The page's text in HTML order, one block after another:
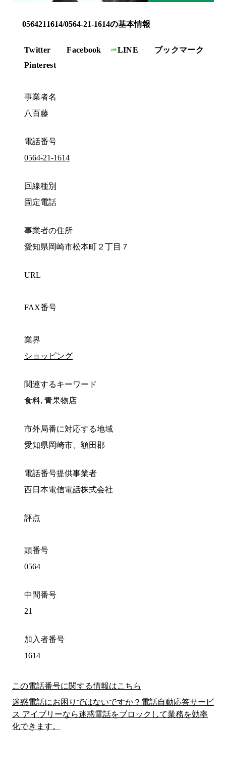
0564211614/0564-21-1614の基本情報
Twitter Facebook LINE
ブックマーク
Pinterest
事業者名
八百藤
電話番号
0564-21-1614
回線種別
固定電話
事業者の住所
愛知県岡崎市松本町２丁目７
URL
FAX番号
業界
ショッピング
関連するキーワード
食料, 青果物店
市外局番に対応する地域
愛知県岡崎市、額田郡
電話番号提供事業者
西日本電信電話株式会社
評点
頭番号
0564
中間番号
21
加入者番号
1614
この電話番号に関する情報はこちら
迷惑電話にお困りではないですか？電話自動応答サービ
ス アイブリーなら迷惑電話をブロックして業務を効率
化できます。